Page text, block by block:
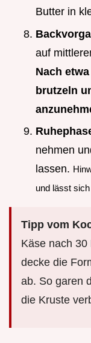
Butter in
auf
Nach
brutzeln
nehmen
lassen.
und lässt
Tipp vom
Käse nach
decke die
ab. So garen
die Kruste